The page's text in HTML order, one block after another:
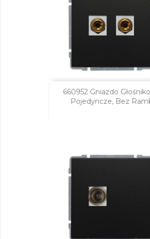
660952 Gniazdo
Pojedyncze, Bez